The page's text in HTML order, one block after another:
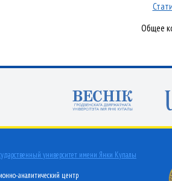
Общее
университет имени Янки Купалы
аналитический центр